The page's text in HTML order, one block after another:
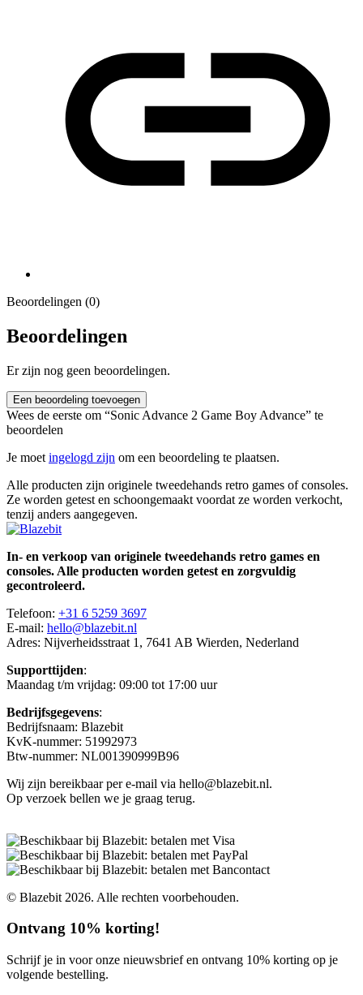
Beoordelingen (0)
Beoordelingen
Er zijn nog geen beoordelingen.
Een beoordeling toevoegen
Wees de eerste om “Sonic Advance 2 Game Boy Advance” te
beoordelen
Je moet ingelogd zijn om een beoordeling te plaatsen.
Alle producten zijn originele tweedehands retro games of consoles.
Ze worden getest en schoongemaakt voordat ze worden verkocht,
tenzij anders aangegeven.
In- en verkoop van originele tweedehands retro games en
consoles. Alle producten worden getest en zorgvuldig
gecontroleerd.
Telefoon: +31 6 5259 3697
E-mail: hello@blazebit.nl
Adres: Nijverheidsstraat 1, 7641 AB Wierden, Nederland
Supporttijden:
Maandag t/m vrijdag: 09:00 tot 17:00 uur
Bedrijfsgegevens:
Bedrijfsnaam: Blazebit
KvK-nummer: 51992973
Btw-nummer: NL001390999B96
Wij zijn bereikbaar per e-mail via hello@blazebit.nl.
Op verzoek bellen we je graag terug.
© Blazebit 2026. Alle rechten voorbehouden.
Ontvang 10% korting!
Schrijf je in voor onze nieuwsbrief en ontvang 10% korting op je
volgende bestelling.